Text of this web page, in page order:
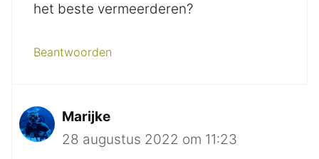
het beste vermeerderen?
Beantwoorden
Marijke
28 augustus 2022 om 11:23